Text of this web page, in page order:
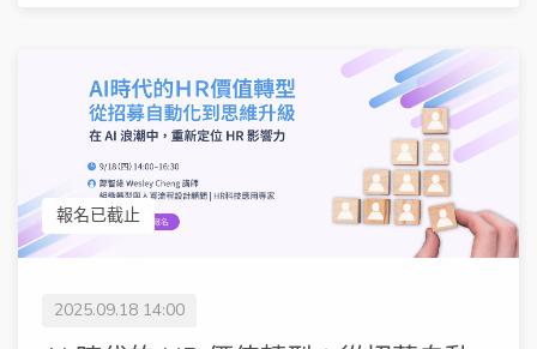
報名已截止
2025.09.18 14:00